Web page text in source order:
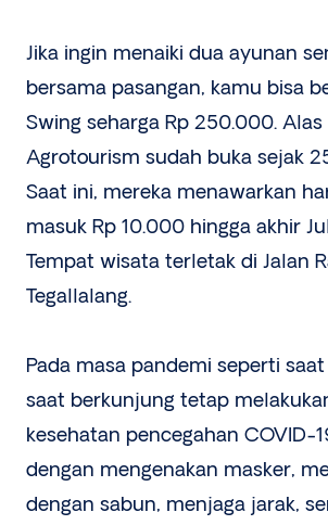
Jika ingin menaiki dua ayunan
bersama pasangan, kamu bisa
Swing seharga Rp 250.000.
Agrotourism sudah buka sejak
Saat ini, mereka menawarkan
masuk Rp 10.000 hingga akhir
Tempat wisata terletak di Jalan
Tegallalang.
Pada masa pandemi seperti
saat berkunjung tetap
kesehatan pencegahan COVID-
dengan mengenakan masker,
dengan sabun, menjaga jarak,